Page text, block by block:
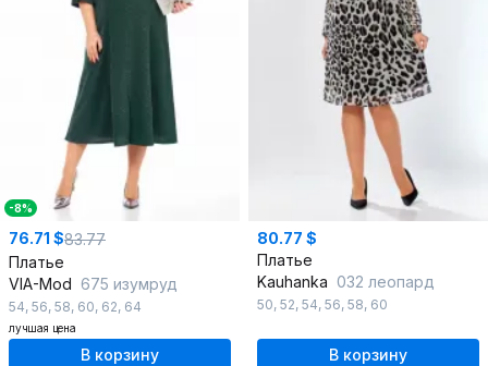
-8%
76.71 $83.77
Платье
VIA-Mod 675 изумруд
54, 56, 58, 60, 62, 64
лучшая цена
В корзину
80.77 $
Платье
Kauhanka 032 леопард
50, 52, 54, 56, 58, 60
В корзину